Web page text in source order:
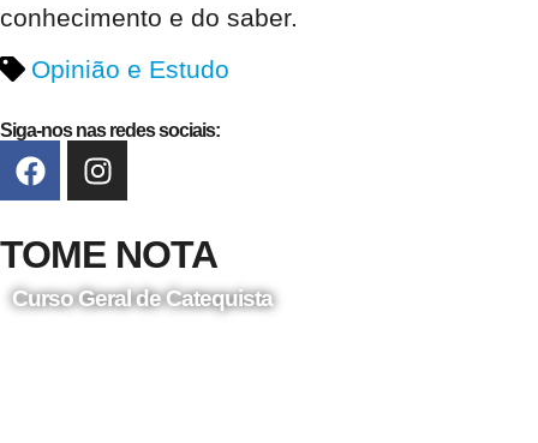
conhecimento e do saber.
Opinião e Estudo
Siga-nos nas redes sociais:
TOME NOTA
Curso Geral de Catequista